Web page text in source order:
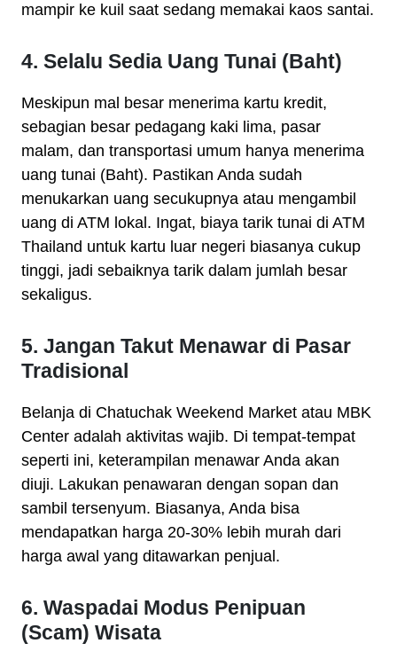
mampir ke kuil saat sedang memakai kaos santai.
4. Selalu Sedia Uang Tunai (Baht)
Meskipun mal besar menerima kartu kredit,
sebagian besar pedagang kaki lima, pasar
malam, dan transportasi umum hanya menerima
uang tunai (Baht). Pastikan Anda sudah
menukarkan uang secukupnya atau mengambil
uang di ATM lokal. Ingat, biaya tarik tunai di ATM
Thailand untuk kartu luar negeri biasanya cukup
tinggi, jadi sebaiknya tarik dalam jumlah besar
sekaligus.
5. Jangan Takut Menawar di Pasar
Tradisional
Belanja di Chatuchak Weekend Market atau MBK
Center adalah aktivitas wajib. Di tempat-tempat
seperti ini, keterampilan menawar Anda akan
diuji. Lakukan penawaran dengan sopan dan
sambil tersenyum. Biasanya, Anda bisa
mendapatkan harga 20-30% lebih murah dari
harga awal yang ditawarkan penjual.
6. Waspadai Modus Penipuan
(Scam) Wisata